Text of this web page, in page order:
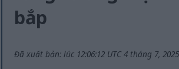
bắp
Đã xuất bản: lúc 12:06:12 UTC 4 tháng 7, 2025